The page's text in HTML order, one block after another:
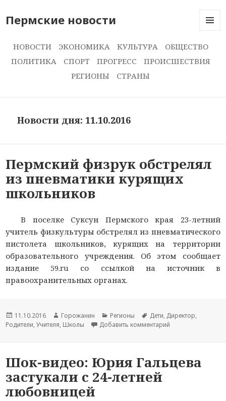
Пермские новости
И
НОВОСТИ ЭКОНОМИКА КУЛЬТУРА
ОБЩЕСТВО
ПОЛИТИКА
СПОРТ ПРОГРЕСС
ПРОИСШЕСТВИЯ
РЕГИОНЫ
СТРАНЫ
Новости дня: 11.10.2016
Пермский физрук обстрелял
из пневматики курящих
школьников
В поселке Суксун Пермского края 23-летний
учитель физкультуры обстрелял из пневматического
пистолета школьников, курящих на территории
образовательного учреждения. Об этом сообщает
издание 59.ru со ссылкой на источник в
правоохранительных органах.
Новость
опубликована
11.10.2016
Автор
новости
Горожанин
Раздел
новостей
Регионы
Тема
новости
Дети, Директор,
Родители,Учителя, Школы Добавить комментарий
Шок-видео: Юрия Гальцева
застукали с 24-летней
любовницей